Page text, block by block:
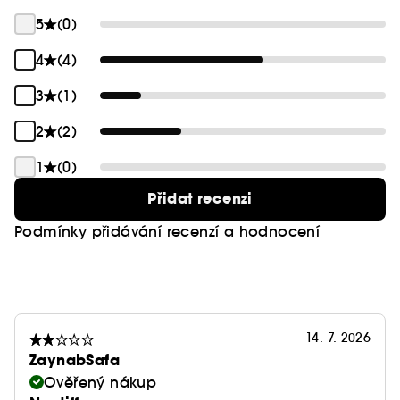
5
(0)
4
(4)
3
(1)
2
(2)
1
(0)
Přidat recenzi
Podmínky přidávání recenzí a hodnocení
14. 7. 2026
ZaynabSafa
Ověřený nákup